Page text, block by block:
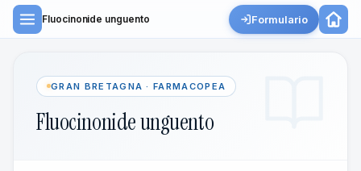
Fluocinonide unguento Formulario
GRAN BRETAGNA · FARMACOPEA
Fluocinonide unguento